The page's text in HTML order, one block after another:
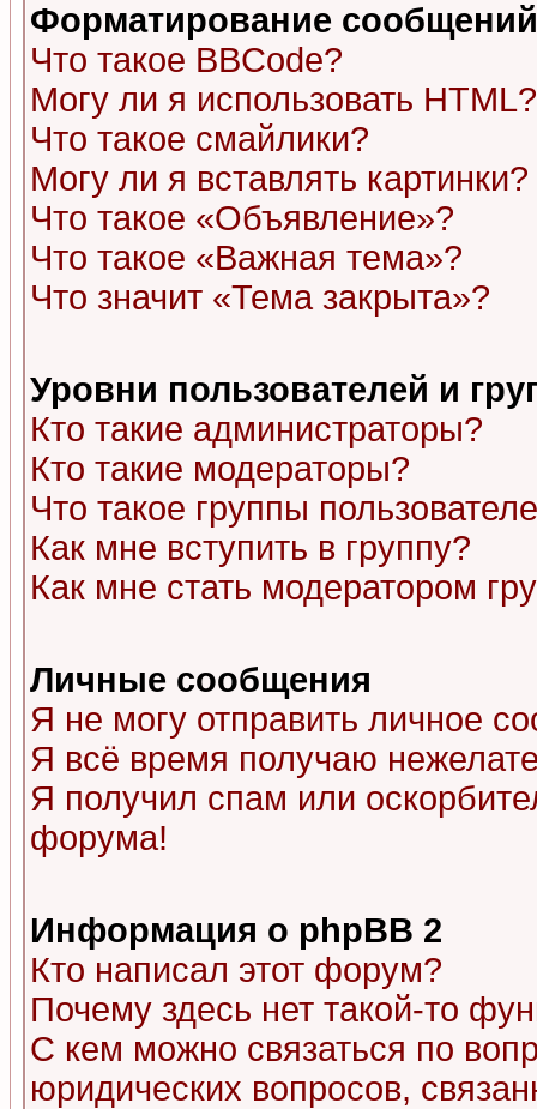
Форматирование
Что такое BBCode?
Могу ли я использовать HTML?
Что такое смайлики?
Могу ли я вставлять картинки?
Что такое «Объявление»?
Что такое «Важная тема»?
Что значит «Тема закрыта»?
Уровни пользователей и
Кто такие администраторы?
Кто такие модераторы?
Что такое группы
Как мне вступить в группу?
Как мне стать модератором
Личные сообщения
Я не могу отправить личное
Я всё время получаю
Я получил спам или
форума!
Информация о phpBB 2
Кто написал этот форум?
Почему здесь нет такой-то
С кем можно связаться по
юридических вопросов,